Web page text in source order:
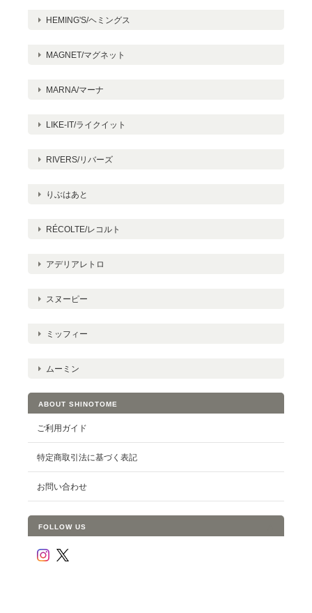
HEMING'S/ヘミングス
MAGNET/マグネット
MARNA/マーナ
LIKE-IT/ライクイット
RIVERS/リバーズ
りぶはあと
RÉCOLTE/レコルト
アデリアレトロ
スヌーピー
ミッフィー
ムーミン
ABOUT SHINOTOME
ご利用ガイド
特定商取引法に基づく表記
お問い合わせ
FOLLOW US